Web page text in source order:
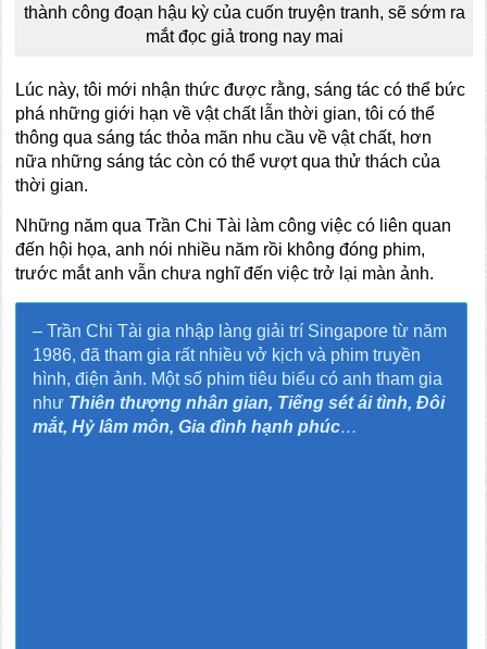
thành công đoạn hậu kỳ của cuốn truyện tranh, sẽ sớm ra
mắt đọc giả trong nay mai
Lúc này, tôi mới nhận thức được rằng, sáng tác có thể bức
phá những giới hạn về vật chất lẫn thời gian, tôi có thể
thông qua sáng tác thỏa mãn nhu cầu về vật chất, hơn
nữa những sáng tác còn có thể vượt qua thử thách của
thời gian.
Những năm qua Trần Chi Tài làm công việc có liên quan
đến hội họa, anh nói nhiều năm rồi không đóng phim,
trước mắt anh vẫn chưa nghĩ đến việc trở lại màn ảnh.
– Trần Chi Tài gia nhập làng giải trí Singapore từ năm
1986, đã tham gia rất nhiều vở kịch và phim truyền
hình, điện ảnh. Một số phim tiêu biểu có anh tham gia
như Thiên thượng nhân gian, Tiếng sét ái tình, Đôi
mắt, Hỷ lâm môn, Gia đình hạnh phúc…